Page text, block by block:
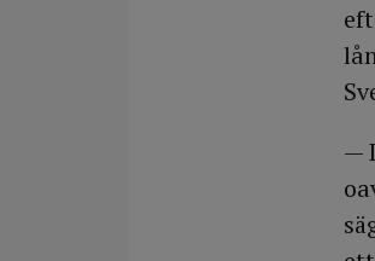
—